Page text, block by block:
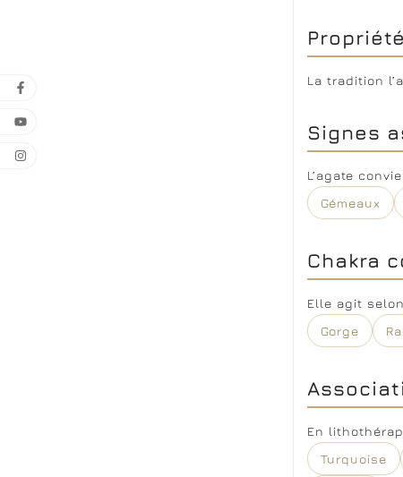
La tradition
Signes
L’agate
Gémeaux
Chakra
Elle agit
Gorge
En
Turquoise